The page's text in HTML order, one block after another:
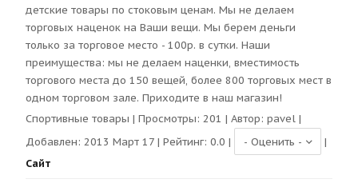
детские товары по стоковым ценам. Мы не делаем
торговых наценок на Ваши вещи. Мы берем деньги
только за торговое место - 100р. в сутки. Наши
преимущества: мы не делаем наценки, вместимость
торгового места до 150 вещей, более 800 торговых мест в
одном торговом зале. Приходите в наш магазин!
Спортивные товары | Просмотры: 201 | Автор: pavel |
Добавлен: 2013 Март 17 | Рейтинг: 0.0 |
|
Сайт